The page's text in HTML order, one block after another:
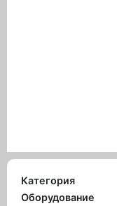
Категория
Оборудование